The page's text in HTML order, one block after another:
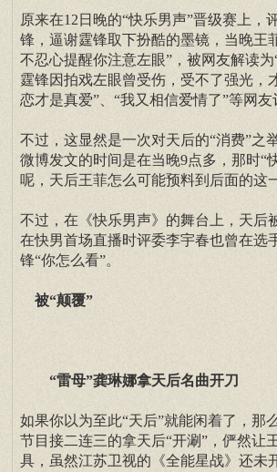
原来在12日晚的“快乐男声”晋级赛上，
锋，逼谢霆锋取下扮酷的墨镜，当晚王
不忍心提醒你注意左眼”，被网友解读
霆锋因拍戏左眼曾受伤，受不了强光，
恋才是真爱”、“我又相信爱情了”等网友
不过，这显然是一次对天后的“消费”之
微博发文的时间是在当晚9点多，那时“
呢，天后王菲怎么可能预料到后面的这
不过，在《快乐男声》的舞台上，天后
在快男首场直播时评委李宇春也曾在选
锋“你怎么看”。
被“颠覆”
“雷母”龚琳娜拿天后名曲开刀
如果你以为至此“天后”就能闲着了，那
节目接二连三的拿天后“开涮”，俨然让
具，虽然江苏卫视的《全能星战》还未